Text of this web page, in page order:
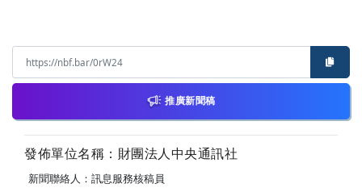
推廣新聞稿
發佈單位名稱：財團法人中央通訊社
新聞聯絡人：訊息服務核稿員